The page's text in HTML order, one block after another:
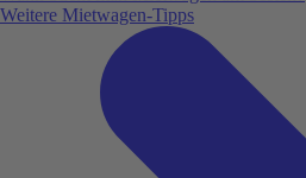
Weitere Mietwagen-Tipps